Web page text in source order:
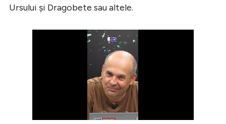
Ursului și Dragobete sau altele.